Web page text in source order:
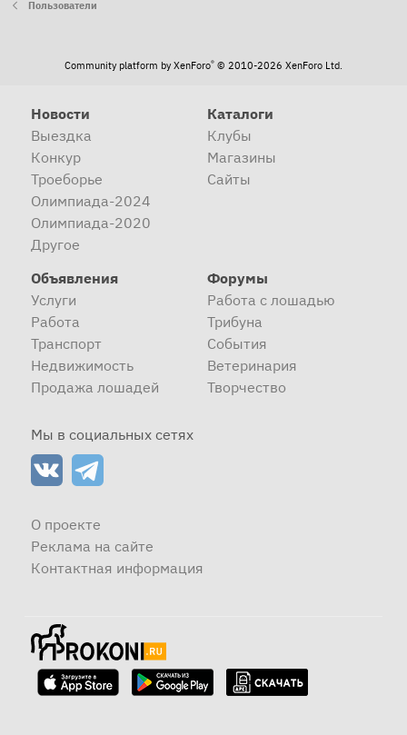
Пользователи
Community platform by XenForo® © 2010-2026 XenForo Ltd.
Новости
Выездка
Конкур
Троеборье
Олимпиада-2024
Олимпиада-2020
Другое
Каталоги
Клубы
Магазины
Сайты
Объявления
Услуги
Работа
Транспорт
Недвижимость
Продажа лошадей
Форумы
Работа с лошадью
Трибуна
События
Ветеринария
Творчество
Мы в социальных сетях
О проекте
Реклама на сайте
Контактная информация